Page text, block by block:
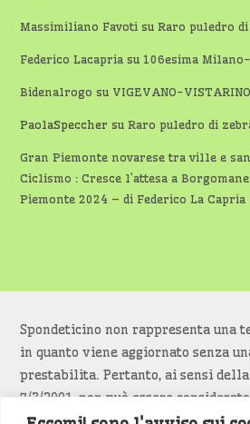
Massimiliano Favoti suRaro puledro
Federico Lacapria su 106esima
Bidenalrogo su VIGEVANO-VISTARINO
PaolaSpeccher suRaro puledro di
Gran Piemonte novarese tra ville e
Ciclismo : Cresce l’attesa a
Piemonte 2024 – di Federico La Capria
Spondeticino non rappresenta una
in quanto viene aggiornato senza
prestabilita. Pertanto, ai sensi della
7/3/2001, non può essere
editoriale.